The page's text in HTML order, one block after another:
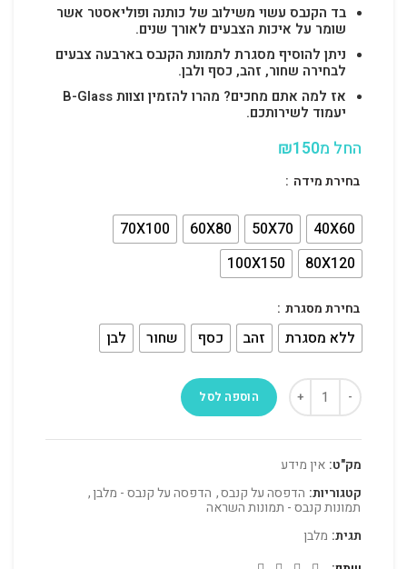
בד הקנבס עשוי משילוב של כותנה ופוליאסטר אשר
שומר על איכות הצבעים לאורך שנים.
ניתן להוסיף מסגרת לתמונת הקנבס בארבעה צבעים
לבחירה שחור, זהב, כסף ולבן.
אז למה אתם מחכים? מהרו להזמין וצוות B-Glass
יעמוד לשירותכם.
החל מ ₪150
בחירת מידה
40X60
50X70
60X80
70X100
80X120
100X150
בחירת מסגרת
ללא מסגרת זהב כסף שחור לבן
הוספה לסל
מק"ט: אין מידע
קטגוריות: הדפסה על קנבס, הדפסה על קנבס - מלבן,
תמונות קנבס - תמונות השראה
תגית: מלבן